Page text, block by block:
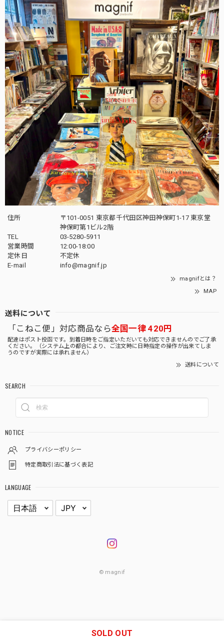
住所
〒101-0051 東京都千代田区神田神保町1-17 東京堂
神保町第1ビル2階
TEL
03-5280-5911
営業時間
12:00-18:00
定休日
不定休
E-mail
info@magnif.jp
magnifとは？
MAP
送料について
「こねこ便」対応商品なら全国一律 420円
配達はポスト投函です。到着日時をご指定いただいても対応できませんのでご了承
ください。（システム上の都合により、ご注文時に日時指定の操作が出来てしま
うのですが実際には承れません）
送料について
SEARCH
NOTICE
プライバシーポリシー
特定商取引法に基づく表記
LANGUAGE
© magnif
SOLD OUT